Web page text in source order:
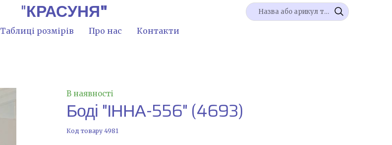
"КРАСУНЯ"
Таблиці розмірів Про нас Контакти
В наявності
Боді "ІННА-556" (4693)
Код товару 4981